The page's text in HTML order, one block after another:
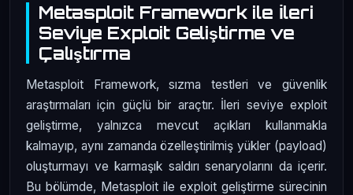
Metasploit Framework ile İleri
Seviye Exploit Geliştirme ve
Çalıştırma
Metasploit Framework, sızma testleri ve güvenlik
araştırmaları için güçlü bir araçtır. İleri seviye exploit
geliştirme, yalnızca mevcut açıkları kullanmakla
kalmayıp, aynı zamanda özelleştirilmiş yükler (payload)
oluşturmayı ve karmaşık saldırı senaryolarını da içerir.
Bu bölümde, Metasploit ile exploit geliştirme sürecinin